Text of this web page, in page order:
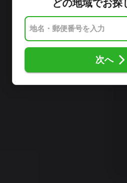
どの地域でお探
次へ